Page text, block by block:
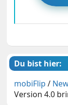
Du bist hier:
mobiFlip /
Version 4.0